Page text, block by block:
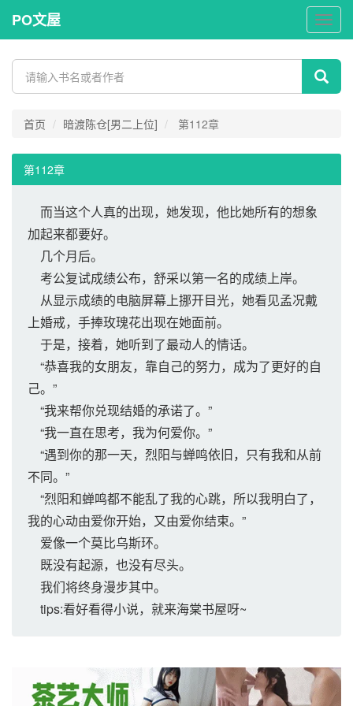
PO
文
PO文屋
首页 暗渡陈仓[男二上位] 第112章
第112章
而当这个人真的出现，她发现，他比她所有的想象
加起来都要好。
几个月后。
考公复试成绩公布，舒采以第一名的成绩上岸。
从显示成绩的电脑屏幕上挪开目光，她看见孟况戴
上婚戒，手捧玫瑰花出现在她面前。
于是，接着，她听到了最动人的情话。
“恭喜我的女朋友，靠自己的努力，成为了更好的自
己。”
“我来帮你兑现结婚的承诺了。”
“我一直在思考，我为何爱你。”
“遇到你的那一天，烈阳与蝉鸣依旧，只有我和从前
不同。”
“烈阳和蝉鸣都不能乱了我的心跳，所以我明白了，
我的心动由爱你开始，又由爱你结束。”
爱像一个莫比乌斯环。
既没有起源，也没有尽头。
我们将终身漫步其中。
tips:看好看得小说，就来海棠书屋呀~